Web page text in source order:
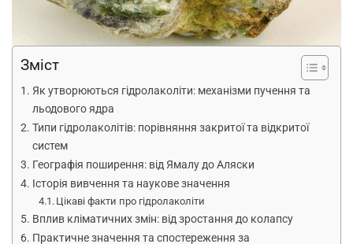
Зміст
Як утворюються гідролаколіти: механізми пучення та
льодового ядра
Типи гідролаколітів: порівняння закритої та відкритої
систем
Географія поширення: від Ямалу до Аляски
Історія вивчення та наукове значення
Цікаві факти про гідролаколіти
Вплив кліматичних змін: від зростання до колапсу
Практичне значення та спостереження за